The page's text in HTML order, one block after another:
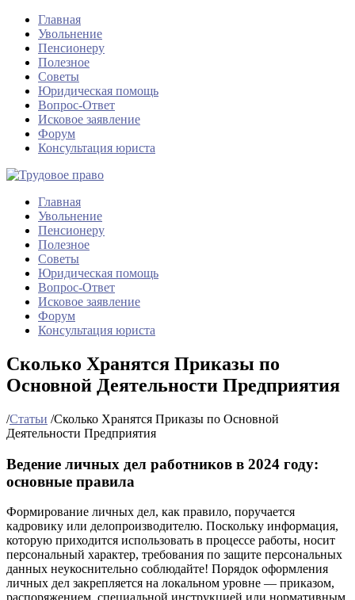
Главная
Увольнение
Пенсионеру
Полезное
Советы
Юридическая помощь
Вопрос-Ответ
Исковое заявление
Форум
Консультация юриста
Главная
Увольнение
Пенсионеру
Полезное
Советы
Юридическая помощь
Вопрос-Ответ
Исковое заявление
Форум
Консультация юриста
Сколько Хранятся Приказы по
Основной Деятельности Предприятия
/Статьи /Сколько Хранятся Приказы по Основной
Деятельности Предприятия
Ведение личных дел работников в 2024 году:
основные правила
Формирование личных дел, как правило, поручается
кадровику или делопроизводителю. Поскольку информация,
которую приходится использовать в процессе работы, носит
персональный характер, требования по защите персональных
данных неукоснительно соблюдайте! Порядок оформления
личных дел закрепляется на локальном уровне — приказом,